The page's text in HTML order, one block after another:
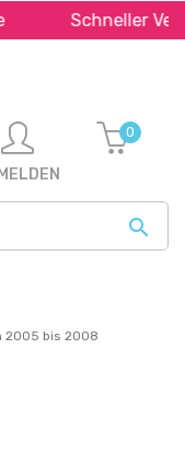
Versand in ganz

0
2005 bis 2008